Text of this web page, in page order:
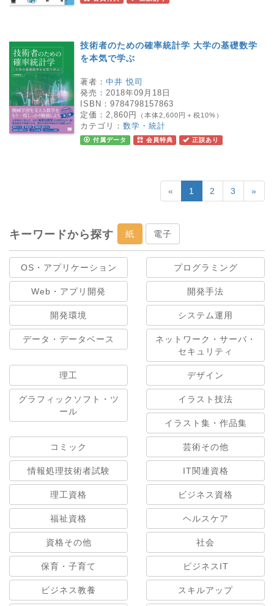
技術者のための確率統計学 大学の基礎数学
を本気で学ぶ
著者： 中井 悦司
発売： 2018年09月18日
ISBN： 9784798157863
定価： 2,860円 （本体2,600円＋税10%）
カテゴリ： 数学・統計
付属データ 会員特典 正誤あり
« 1 2 3 »
キーワードから探す 紙 電子
OS・アプリケーション プログラミング
Web・アプリ開発 開発手法
開発環境 システム運用
データ・データベース
ネットワーク・サーバ・
セキュリティ
理工 デザイン
グラフィックソフト・ツ
ール
イラスト技法
イラスト集・作品集
コミック 芸術その他
情報処理技術者試験 IT関連資格
理工資格 ビジネス資格
福祉資格 ヘルスケア
資格その他 社会
保育・子育て ビジネスIT
ビジネス教養 スキルアップ